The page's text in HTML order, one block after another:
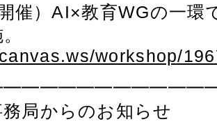
催）AI×教育WGの一環
workshop/
務局からのお知らせ